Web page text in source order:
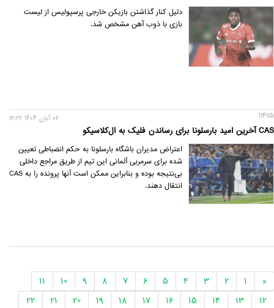
دلیل کنار گذاشتن بازیکن خارجی پرسپولیس از لیست
بازی با ذوب آهن مشخص شد.
114115
CAS آخرین امید بارسلونا برای رساندن فلیک به ال‌کلاسیکو
02 آبان 1404 12:22
اعتراض مدیران باشگاه بارسلونا به حکم انضباطی تعیین
شده برای سرمربی آلمانی این تیم از طریق مراجع داخلی
بی‌نتیجه بوده و بنابراین ممکن است آنها پرونده را به CAS
انتقال دهند.
«
1
2
3
4
5
6
7
8
9
10
11
12
13
14
15
16
17
18
19
20
21
22